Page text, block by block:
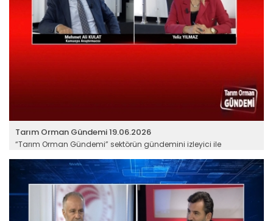
Tarım Orman Gündemi 19.06.2026
“Tarım Orman Gündemi” sektörün gündemini izleyici ile
Devamını Oku ->